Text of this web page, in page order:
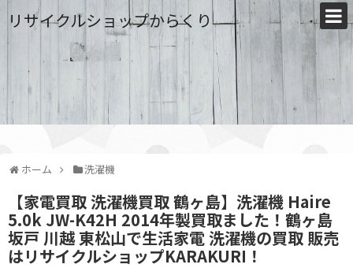
リサイクルショップからくり
ホーム 洗濯機
【家電買取 洗濯機買取 鶴ヶ島】洗濯機 Haire
5.0k JW-K42H 2014年製買取ました！鶴ヶ島
坂戸 川越 東松山で生活家電 洗濯機の買取 販売
はリサイクルショップKARAKURI！